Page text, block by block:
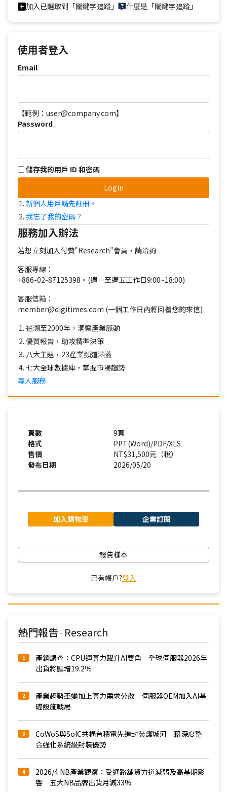
加入已選取到「關鍵字追蹤」 什麼是「關鍵字追蹤」
使用者登入
Email
【範例：user@company.com】
Password
儲存我的用戶 ID 和密碼
Login
新個人用戶請先註冊。
我忘了我的密碼？
服務加入辦法
若想立刻加入付費"Research"會員，請洽詢
客服專線：
+886-02-87125398。(週一至週五工作日9:00~18:00)
客服信箱：
member@digitimes.com (一個工作日內將回覆您的來信)
追溯至2000年，洞察產業脈動
優質報告，助攻精準決策
八大主題，23產業頻道涵蓋
七大全球數據庫，掌握市場趨勢
專人服務
頁數
9頁
格式
PPT(Word)/PDF/XLS
售價
NT$31,500元（稅）
發布日期
2026/05/20
加入購物車 企業訂閱
報告樣本
己有帳戶?登入
熱門報告 - Research
1
產銷調查：CPU運算力躍升AI要角 全球伺服器2026年
出貨將顯增19.2％
2
產業趨勢丕變加上算力需求分散 伺服器OEM加入AI基
礎設施戰局
3
CoWoS與SoIC共構台積電先進封裝護城河 藉深度整
合強化系統級封裝優勢
4
2026/4 NB產業觀察：受通路舖貨力道減弱及高基期影
響 五大NB品牌出貨月減33%